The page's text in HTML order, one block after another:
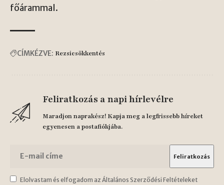
főárammal.
CÍMKÉZVE: Rezsicsökkentés
Feliratkozás a napi hírlevélre
Maradjon naprakész! Kapja meg a legfrissebb híreket
egyenesen a postafiókjába.
Elolvastam és elfogadom az Általános Szerződési Feltételeket